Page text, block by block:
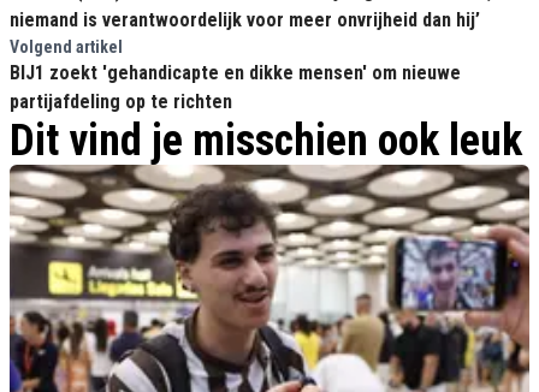
niemand is verantwoordelijk voor meer onvrijheid dan hij’
Volgend artikel
BIJ1 zoekt 'gehandicapte en dikke mensen' om nieuwe
partijafdeling op te richten
Dit vind je misschien ook leuk